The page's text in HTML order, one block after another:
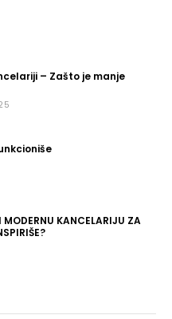
– Zašto je manje
KANCELARIJU ZA